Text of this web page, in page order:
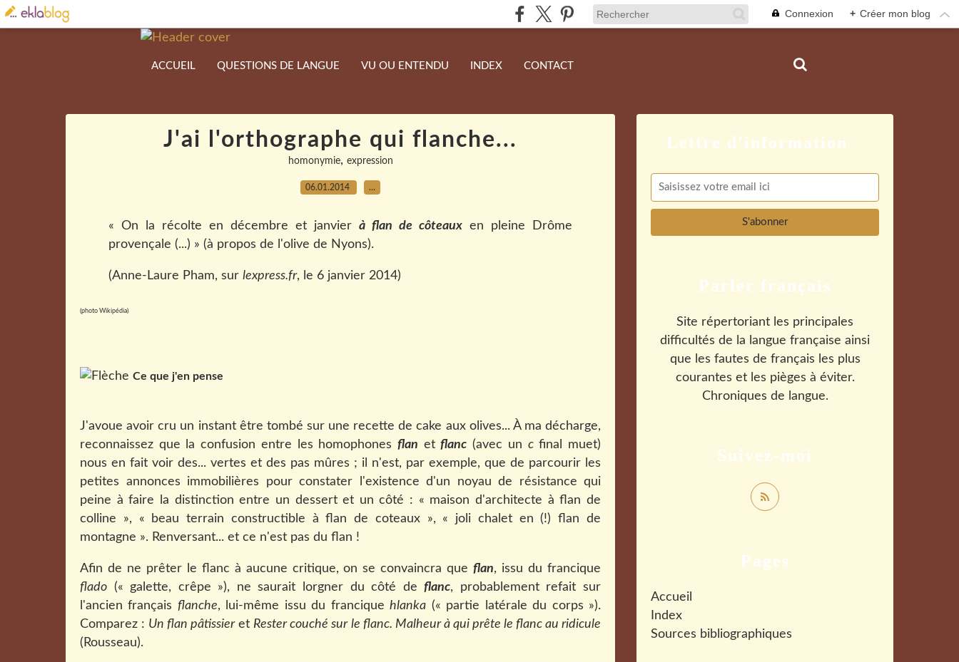
Connexion + Créer mon blog
ACCUEIL QUESTIONS DE LANGUE VU OU ENTENDU INDEX CONTACT
J'ai l'orthographe qui flanche...
homonymie, expression
06.01.2014 …
« On la récolte en décembre et janvier à flan de côteaux en pleine Drôme
provençale (...) » (à propos de l'olive de Nyons).
(Anne-Laure Pham, sur lexpress.fr, le 6 janvier 2014)
(photo Wikipédia)
Ce que j'en pense
J'avoue avoir cru un instant être tombé sur une recette de cake aux olives... À ma décharge,
reconnaissez que la confusion entre les homophones flan etflanc (avec un cfinal muet)
nous en fait voir des... vertes et des pas mûres ; il n'est, par exemple, que de parcourir les
petites annonces immobilières pour constater l'existence d'un noyau de résistance qui
peine à faire la distinction entre un dessert et un côté : « maison d'architecte à flan de
colline », « beau terrain constructible à flan de coteaux », « joli chalet en (!) flan de
montagne ». Renversant... et ce n'est pas du flan !
Afin de ne prêter le flanc à aucune critique, on se convaincra queflan, issu du francique
flado (« galette, crêpe »), ne saurait lorgner du côté deflanc, probablement refait sur
l'ancien français flanche, lui-même issu du franciquehlanka (« partie latérale du corps »).
Comparez : Un flan pâtissier et Rester couché sur le flanc. Malheur à qui prête le flanc au ridicule
(Rousseau).
Pages
Accueil
Index
Sources bibliographiques
Suivez-moi
Parler français
Site répertoriant les principales
difficultés de la langue française ainsi
que les fautes de français les plus
courantes et les pièges à éviter.
Chroniques de langue.